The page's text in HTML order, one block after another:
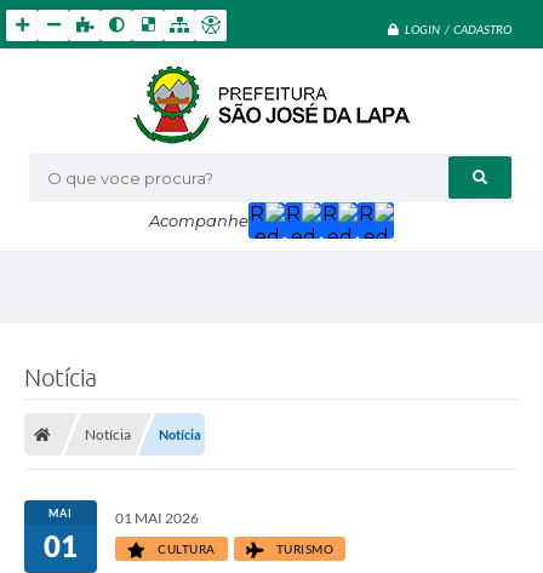
LOGIN / CADASTRO
O que voce procura?
Acompanhe
Notícia
Notícia Notícia
MAI
01
01 MAI 2026
CULTURA TURISMO